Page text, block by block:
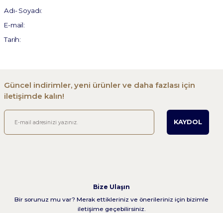
Adı-Soyadı:
E-mail:
Tarih:
Güncel indirimler, yeni ürünler ve daha fazlası için
iletişimde kalın!
KAYDOL
Bize Ulaşın
Bir sorunuz mu var? Merak ettikleriniz ve önerileriniz için bizimle
iletişime geçebilirsiniz.